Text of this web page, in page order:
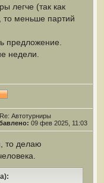
легче (так как
то меньше партий
предложение.
недели.
Re: Автотурниры
09 фев 2025, 11:03
то делаю